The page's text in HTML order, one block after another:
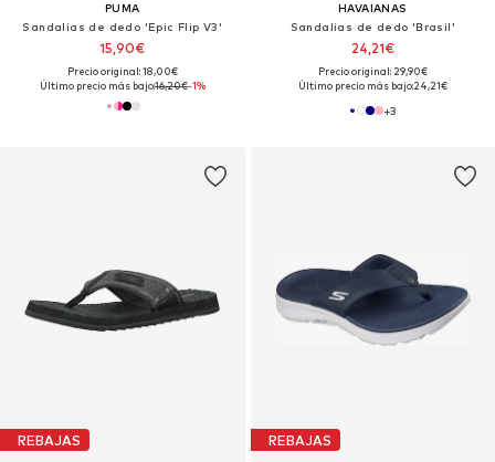
PUMA
Sandalias de dedo 'Epic Flip V3'
15,90€
Precio original: 18,00€
Último precio más bajo:16,20€-1%
HAVAIANAS
Sandalias de dedo 'Brasil'
24,21€
Precio original: 29,90€
Último precio más bajo:24,21€
+3
REBAJAS REBAJAS